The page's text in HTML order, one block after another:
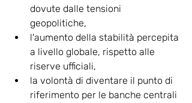
dovute dalle tensioni
geopolitiche,
l'aumento della stabilità percepita
a livello globale, rispetto alle
riserve ufficiali,
la volontà di diventare il punto di
riferimento per le banche centrali